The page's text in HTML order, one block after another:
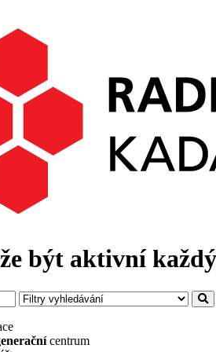
být aktivní
centrum